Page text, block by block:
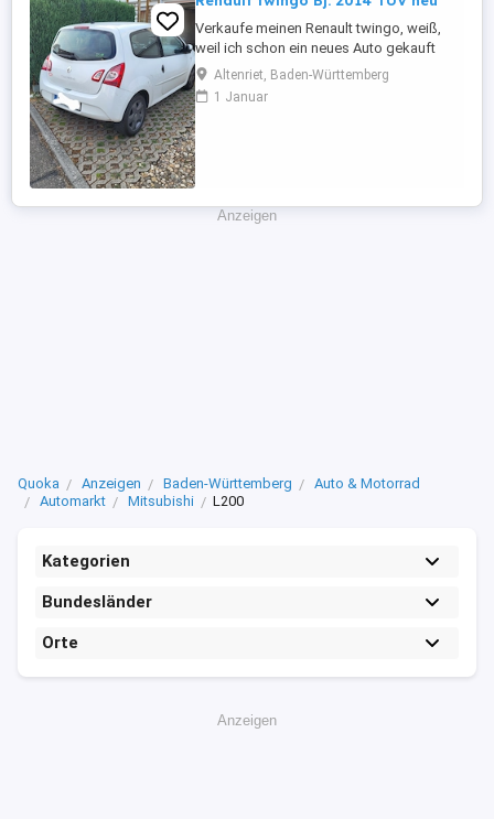
Verkaufe meinen Renault twingo, weiß,
weil ich schon ein neues Auto gekauft
habe und es nicht mehr brauche. Er fährt
tadellos, sehr zuverlässiges Auto, bin sehr
zufrieden, möchte aber nicht zwei Autos
Altenriet, Baden-Württemberg
1 Januar
Anzeigen
Quoka Anzeigen Baden-Württemberg
Auto & Motorrad
Automarkt
Mitsubishi L200
Kategorien
Bundesländer
Orte
Anzeigen